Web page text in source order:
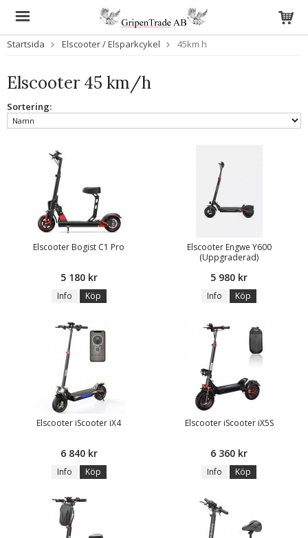
Startsida Elscooter / Elsparkcykel 45km h
Elscooter 45 km/h
Sortering:
Elscooter Bogist C1 Pro
5 180 kr
Info Köp
Elscooter Engwe Y600
(Uppgraderad)
5 980 kr
Info Köp
Elscooter iScooter iX4
6 840 kr
Info Köp
Elscooter iScooter iX5S
6 360 kr
Info Köp